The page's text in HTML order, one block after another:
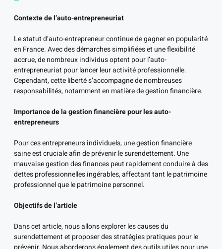
Contexte de l’auto-entrepreneuriat
Le statut d’auto-entrepreneur continue de gagner en popularité
en France. Avec des démarches simplifiées et une flexibilité
accrue, de nombreux individus optent pour l’auto-
entrepreneuriat pour lancer leur activité professionnelle.
Cependant, cette liberté s’accompagne de nombreuses
responsabilités, notamment en matière de gestion financière.
Importance de la gestion financière pour les auto-
entrepreneurs
Pour ces entrepreneurs individuels, une gestion financière
saine est cruciale afin de prévenir le surendettement. Une
mauvaise gestion des finances peut rapidement conduire à des
dettes professionnelles ingérables, affectant tant le patrimoine
professionnel que le patrimoine personnel.
Objectifs de l’article
Dans cet article, nous allons explorer les causes du
surendettement et proposer des stratégies pratiques pour le